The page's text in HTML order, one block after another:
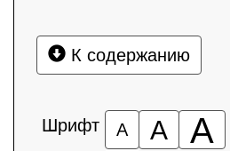
К содержанию
Шрифт А А А